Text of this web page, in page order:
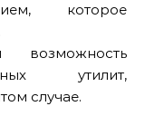
которое
возможность
утилит,
случае.